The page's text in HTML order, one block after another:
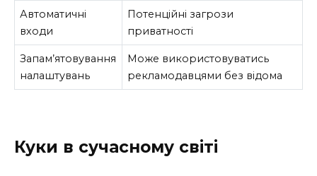
Автоматичні
входи
Потенційні загрози
приватності
Запам’ятовування
налаштувань
Може використовуватись
рекламодавцями без відома
Куки в сучасному світі